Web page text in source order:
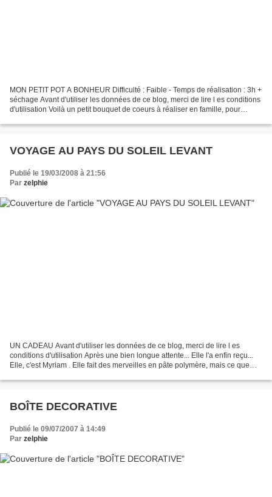
MON PETIT POT A BONHEUR Difficulté : Faible - Temps de réalisation : 3h +
séchage Avant d'utiliser les données de ce blog, merci de lire l es conditions
d'utilisation Voilà un petit bouquet de coeurs à réaliser en famille, pour
VOYAGE AU PAYS DU SOLEIL LEVANT
Publié le 19/03/2008 à 21:56
Par zelphie
UN CADEAU Avant d'utiliser les données de ce blog, merci de lire l es
conditions d'utilisation Après une bien longue attente... Elle l'a enfin reçu...
Elle, c'est Myriam . Elle fait des merveilles en pâte polymère, mais ce que
BOÎTE DECORATIVE
Publié le 09/07/2007 à 14:49
Par zelphie